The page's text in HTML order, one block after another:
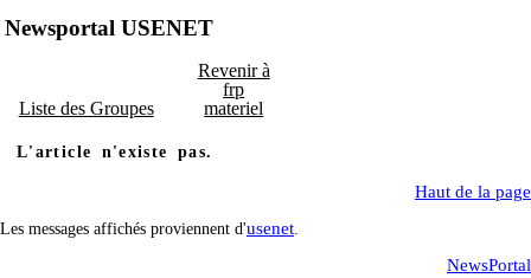
Newsportal USENET
Liste des Groupes
Revenir à
frp
materiel
L'article n'existe pas.
Haut de la page
Les messages affichés proviennent d'usenet
NewsPortal